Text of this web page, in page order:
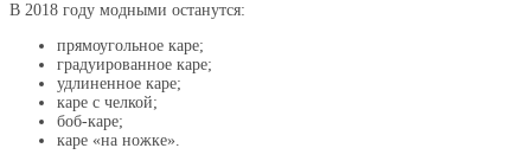
В 2018 году модными останутся:
прямоугольное каре;
градуированное каре;
удлиненное каре;
каре с челкой;
боб-каре;
каре «на ножке».